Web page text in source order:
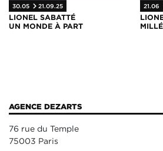
30.05 21.09.25
LIONEL SABATTÉ
UN MONDE À PART
21.06
AGENCE DEZARTS
76 rue du Temple
75003 Paris